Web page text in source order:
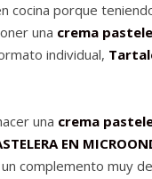
cocina porque
una crema
individual,
una crema
EN
complemento muy